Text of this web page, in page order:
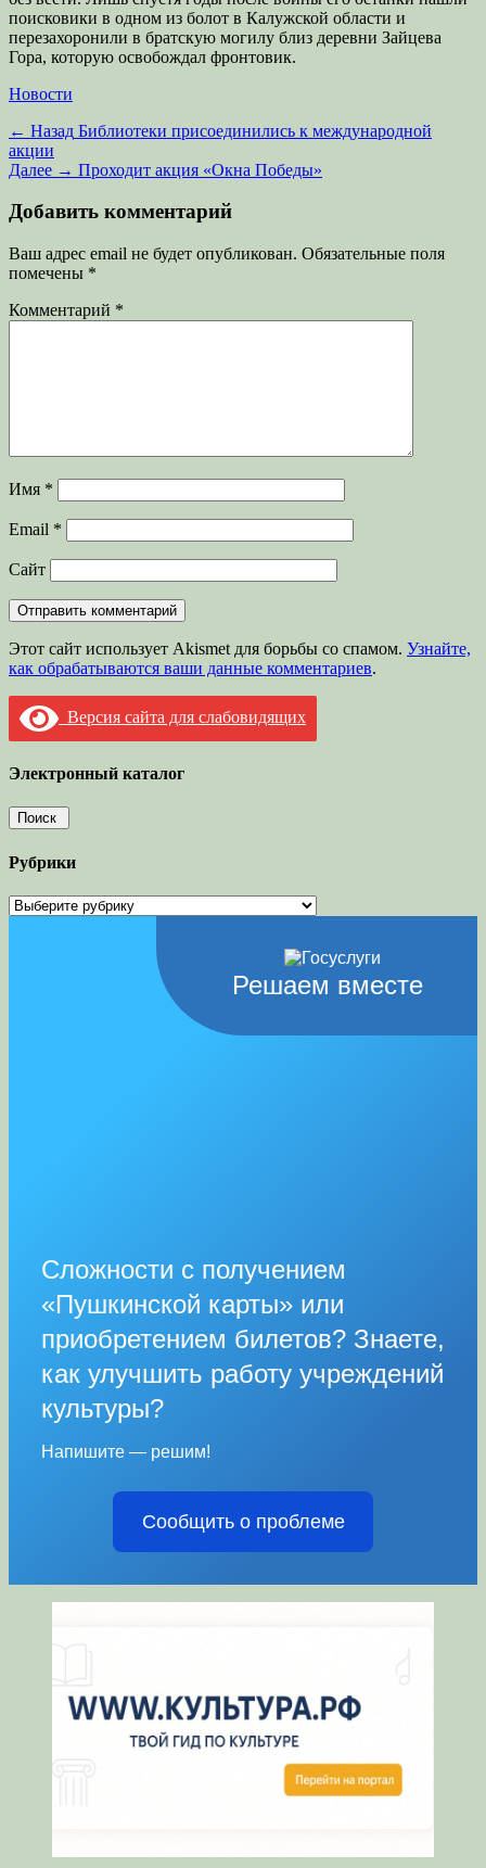
поисковики в одном из болот в Калужской области и
перезахоронили в братскую могилу близ деревни Зайцева
Гора, которую освобождал фронтовик.
Категории
Новости
Навигация
по
← Назад Предыдущая
Библиотеки присоединились к международной
акции
Далее → Следующая
Проходит акция «Окна Победы»
Добавить комментарий
Ваш адрес email не будет опубликован. Обязательные поля
помечены *
Комментарий *
Имя *
Email *
Сайт
Этот сайт использует Akismet для борьбы со спамом. Узнайте,
как обрабатываются ваши данные комментариев.
Версия сайта для слабовидящих
Электронный каталог
Рубрики
Рубрики
Решаем вместе
Сложности с получением
«Пушкинской карты» или
приобретением билетов? Знаете,
как улучшить работу учреждений
культуры?
Напишите — решим!
Сообщить о проблеме